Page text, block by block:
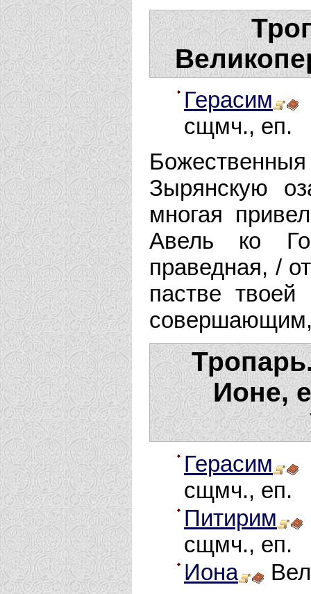
Герасим
сщмч., еп.
Зырянскую
многая
Авель ко
праведная, /
пастве
совершающим,
Ионе,
Герасим
сщмч., еп.
Питирим
сщмч., еп.
Иона